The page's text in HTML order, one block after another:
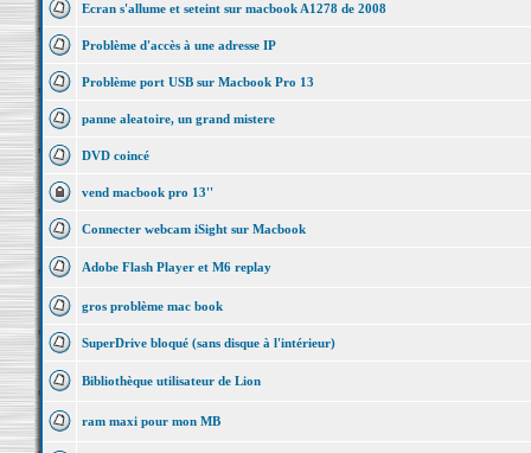
Ecran s'allume et seteint sur macbook A1278 de 2008
Problème d'accès à une adresse IP
Problème port USB sur Macbook Pro 13
panne aleatoire, un grand mistere
DVD coincé
vend macbook pro 13''
Connecter webcam iSight sur Macbook
Adobe Flash Player et M6 replay
gros problème mac book
SuperDrive bloqué (sans disque à l'intérieur)
Bibliothèque utilisateur de Lion
ram maxi pour mon MB